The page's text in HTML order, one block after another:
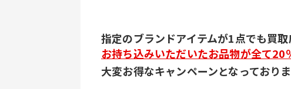
指定のブランドアイテムが1点でも買取
お持ち込みいただいたお品物が全て20
大変お得なキャンペーンとなっておりま